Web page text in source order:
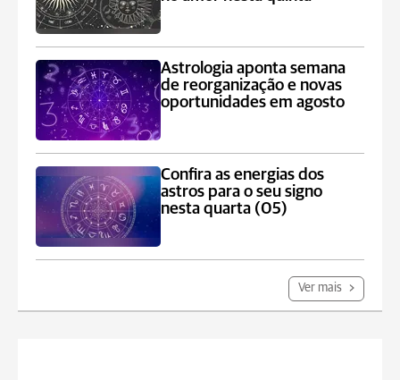
Astrologia aponta semana
de reorganização e novas
oportunidades em agosto
Confira as energias dos
astros para o seu signo
nesta quarta (05)
Ver mais